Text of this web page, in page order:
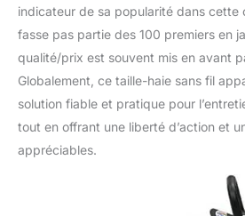
indicateur de sa popularité dans cette
fasse pas partie des 100 premiers en
qualité/prix est souvent mis en avant
Globalement, ce taille-haie sans fil
solution fiable et pratique pour
tout en offrant une liberté d’action et
appréciables.